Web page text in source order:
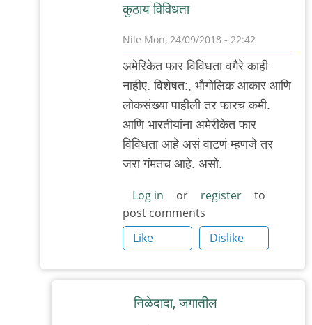
कुठाय विविधता
Nile Mon, 24/09/2018 - 22:42
In
reply
to
अगदी
अगदी
विविधता
अणभव
by
अबापट
अमेरिकेत फार विविधता वगैरे काही
नाहीए. विशेषत:, भौगोलिक आकार आणि
लोकसंख्या पाहीली तर फारच कमी.
आणि भारतीयांना अमेरीकेत फार
विविधता आहे असं वाटणं म्हणजे तर
जरा गंमतच आहे. असो.
Log in or register
to
post comments
Like
Dislike
निळेदादा, जगातील